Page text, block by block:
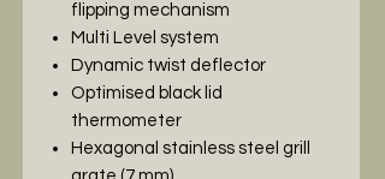
flipping mechanism
Multi Level system
Dynamic twist deflector
Optimised black lid
thermometer
Hexagonal stainless steel grill